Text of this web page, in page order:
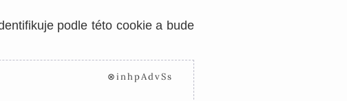
podle této cookie a bude
⊗inhpAdvSs